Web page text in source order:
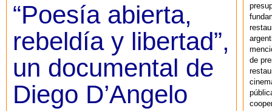
“Poesía abierta,
rebeldía y libertad”,
un documental de
Diego D’Angelo
de